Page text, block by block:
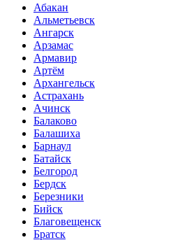
Абакан
Альметьевск
Ангарск
Арзамас
Армавир
Артём
Архангельск
Астрахань
Ачинск
Балаково
Балашиха
Барнаул
Батайск
Белгород
Бердск
Березники
Бийск
Благовещенск
Братск